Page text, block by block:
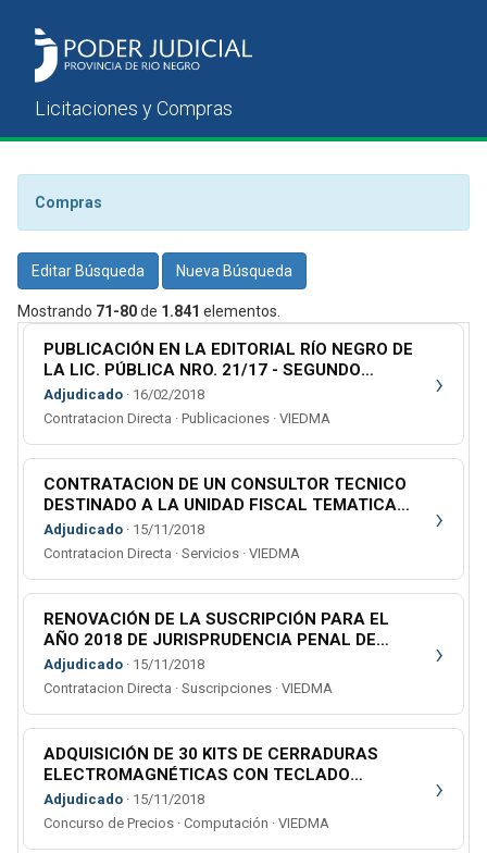
Compras
Editar Búsqueda Nueva Búsqueda
Mostrando 71-80de 1.841 elementos.
PUBLICACIÓN EN LA EDITORIAL RÍO NEGRO DE
LA LIC. PÚBLICA NRO. 21/17 - SEGUNDO
LLAMADO
Adjudicado · 16/02/2018
Contratacion Directa · Publicaciones · VIEDMA
›
CONTRATACION DE UN CONSULTOR TECNICO
DESTINADO A LA UNIDAD FISCAL TEMATICA
Nro. 6 DE LA CIUDAD DE SAN CARLOS DE
BARILOCHE
Adjudicado · 15/11/2018
Contratacion Directa · Servicios · VIEDMA
›
RENOVACIÓN DE LA SUSCRIPCIÓN PARA EL
AÑO 2018 DE JURISPRUDENCIA PENAL DE
BUENOS AIRES
Adjudicado · 15/11/2018
Contratacion Directa · Suscripciones · VIEDMA
›
ADQUISICIÓN DE 30 KITS DE CERRADURAS
ELECTROMAGNÉTICAS CON TECLADO
ALFANUMÉRICO PARA EL STOCK DEL ÁREA DE
INFRAESTRUCTURA Y ARQUITECTURA
Adjudicado · 15/11/2018
Concurso de Precios · Computación · VIEDMA
›